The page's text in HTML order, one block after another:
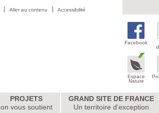
Aller au contenu Accessibilité
Facebook
Espace
Nature
PROJETS
on vous soutient
GRAND SITE DE FRANCE
Un territoire d'exception